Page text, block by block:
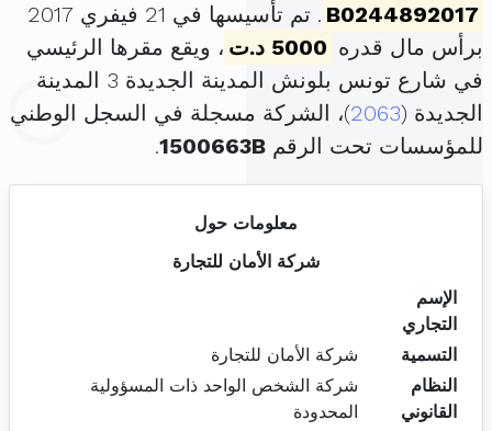
B0244892017
. تم تأسيسها في 21 فيفري 2017
برأس مال قدره 5000 د.ت
، ويقع مقرها الرئيسي
في شارع تونس بلونش المدينة الجديدة 3 المدينة
الجديدة (2063)، الشركة مسجلة في السجل الوطني
للمؤسسات تحت الرقم 1500663B
.
معلومات حول
شركة الأمان للتجارة
الإسم
التجاري
التسمية
شركة الأمان للتجارة
النظام
القانوني
شركة الشخص الواحد ذات المسؤولية
المحدودة